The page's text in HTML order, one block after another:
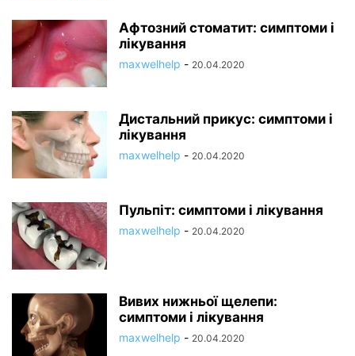
Афтозний стоматит: симптоми і
лікування
maxwelhelp - 20.04.2020
Дистальний прикус: симптоми і
лікування
maxwelhelp - 20.04.2020
Пульпіт: симптоми і лікування
maxwelhelp - 20.04.2020
Вивих нижньої щелепи:
симптоми і лікування
maxwelhelp - 20.04.2020